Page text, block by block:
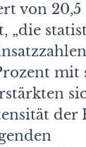
von 20,5
„die
mit
der